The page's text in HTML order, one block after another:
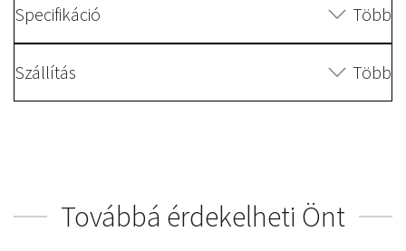
Specifikáció Több
Szállítás Több
Továbbá érdekelheti Önt